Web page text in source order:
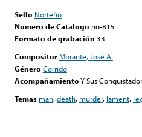
Sello Norteño
Numero de Catalogo no-815
Formato de grabación 33
CompositorMorante, José A.
Género Corrido
AcompañamientoY Sus
Temas man,death, murder, lament,